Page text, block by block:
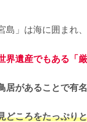
島」は海に囲まれ
界遺産でもある「
居があることで有
どころをたっぷり